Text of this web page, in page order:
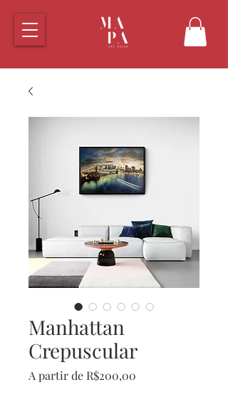
Manhattan
Crepuscular
A partir de R$200,00